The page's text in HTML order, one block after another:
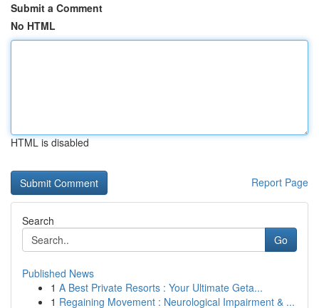
Submit a Comment
No HTML
HTML is disabled
Report Page
Search
Go
Published News
1 A Best Private Resorts : Your Ultimate Geta...
1 Regaining Movement : Neurological Impairment & ...